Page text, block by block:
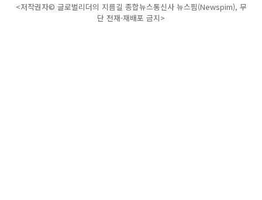
<저작권자© 글로벌리더의 지름길 종합뉴스통신사 뉴스핌(Newspim), 무
단 전재-재배포 금지>